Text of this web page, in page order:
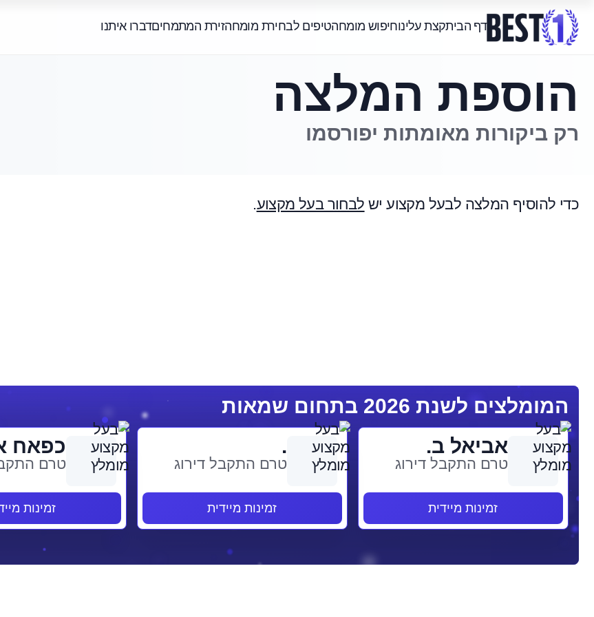
דף הביתקצת עלינוחיפוש מומחהטיפים לבחירת מומחהזירת המתמחיםדברו איתנו
הוספת המלצה
רק ביקורות מאומתות יפורסמו
כדי להוסיף המלצה לבעל מקצוע יש לבחור בעל מקצוע.
המומלצים לשנת 2026 בתחום שמאות
אביאל ב.
טרם התקבל דירוג
זמינות מיידית
.
טרם התקבל דירוג
זמינות מיידית
כפאח
טרם
זמינות